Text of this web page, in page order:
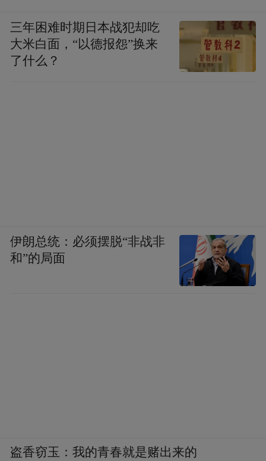
三年困难时期日本战犯却吃
大米白面，“以德报怨”换来
了什么？
伊朗总统：必须摆脱“非战非
和”的局面
盗香窃玉：我的青春就是赌出来的